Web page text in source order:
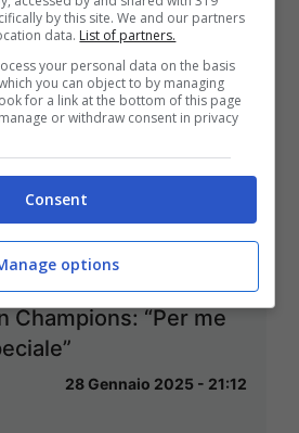
di Ravaglia prima
Champions: “Per me
28 Gennaio 2025 - 21:12
by this site. We and our partners
data. List of partners.
your personal data on the basis
you can object to by managing
for a link at the bottom of this page
or withdraw consent in privacy
Consent
options